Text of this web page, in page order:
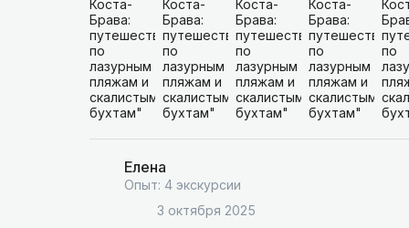
Елена
Опыт: 4 экскурсии
3 октября 2025